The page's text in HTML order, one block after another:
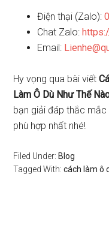
Điện thại (Zalo):
Chat Zalo:
Email:
Hy vọng qua bài viết
Làm Ô Dù Như Thế
bạn giải đáp thắc
phù hợp nhất nhé!
Filed Under: Blog
Tagged With:cách làm ô